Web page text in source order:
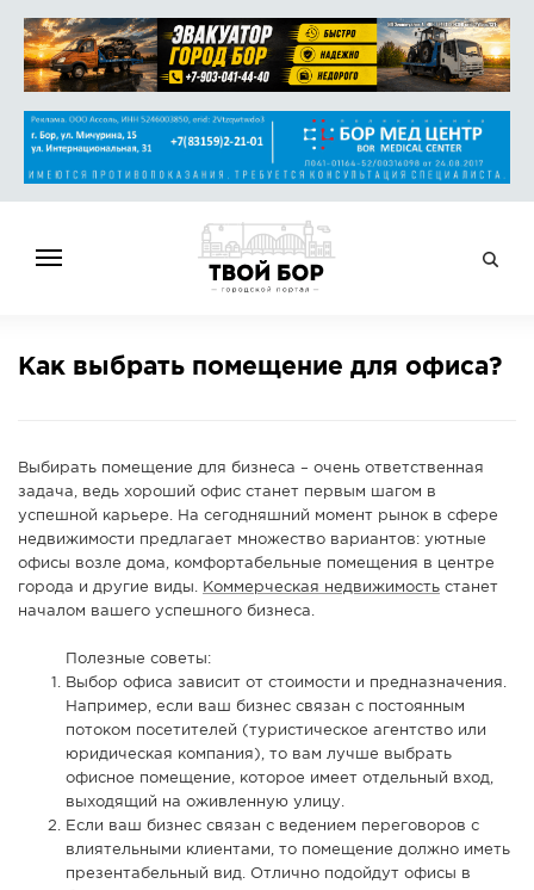
НОВОСТИ
РАБОТА
АФИША
СПРАВКА
СТАТЬИ
ГОЛОСОВАНИЯ
ПРЕДЛОЖИТЬ НОВОСТЬ
ФОТО
Как выбрать помещение для офиса?
Выбирать помещение для бизнеса – очень ответственная
задача, ведь хороший офис станет первым шагом в
успешной карьере. На сегодняшний момент рынок в сфере
недвижимости предлагает множество вариантов: уютные
офисы возле дома, комфортабельные помещения в центре
города и другие виды. Коммерческая недвижимость станет
началом вашего успешного бизнеса.
Полезные советы:
Выбор офиса зависит от стоимости и предназначения.
Например, если ваш бизнес связан с постоянным
потоком посетителей (туристическое агентство или
юридическая компания), то вам лучше выбрать
офисное помещение, которое имеет отдельный вход,
выходящий на оживленную улицу.
Если ваш бизнес связан с ведением переговоров с
влиятельными клиентами, то помещение должно иметь
презентабельный вид. Отлично подойдут офисы в